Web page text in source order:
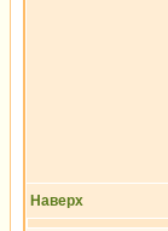
Наверх